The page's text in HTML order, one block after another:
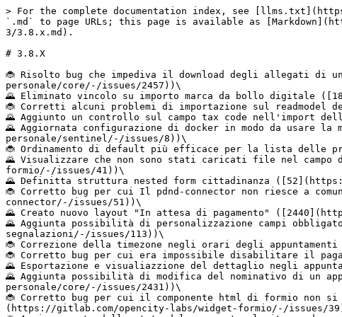
> For the complete documentation index, see [llms.txt](https://docs.opencityitalia.it/llms.txt). Markdown versions of documentation pages are available by appending `.md` to page URLs; this page is available as [Markdown](https://docs.opencityitalia.it/stanza-del-cittadino/installazione-e-manutenzione/release/versione-3/3.8.x.md).

# 3.8.X

🐞 Risolto bug che impediva il download degli allegati di una pratica assegnata senza abilitazione al servizio ([2457](https://gitlab.com/opencity-labs/area-personale/core/-/issues/2457))\
🌄 Eliminato vincolo su importo marca da bollo digitale ([18](https://gitlab.com/opencity-labs/area-personale/silfi-payment-proxy/-/issues/18))\
🐞 Corretti alcuni problemi di importazione sul readmodel delle pratiche ([214](https://gitlab.com/opencity-labs/product/-/issues/214))\
🌄 Aggiunto un controllo sul campo tax code nell'import delle pratiche lite ([2450](https://gitlab.com/opencity-labs/area-personale/core/-/issues/2450))\
🌄 Aggiornata configurazione di docker in modo da usare la macchina arm per il micro servizio Sentinel ([8](https://gitlab.com/opencity-labs/area-personale/sentinel/-/issues/8))\
🐞 Ordinamento di default più efficace per la lista delle pratiche lato operatori ([2448](https://gitlab.com/opencity-labs/area-personale/core/-/issues/2448))\
🌄 Visualizzare che non sono stati caricati file nel campo di caricamento file in fase di riepilogo ([41](https://gitlab.com/opencity-labs/widget-formio/-/issues/41))\
🌄 Definitta struttura nested form cittadinanza ([52](https://gitlab.com/opencity-labs/area-personale/pdnd-connector/-/issues/52))\
🐞 Corretto bug per cui Il pdnd-connector non riesce a comunicare con la pdnd se passa attraverso un proxy ([51](https://gitlab.com/opencity-labs/area-personale/pdnd-connector/-/issues/51))\
🌄 Creato nuovo layout "In attesa di pagamento" ([2440](https://gitlab.com/opencity-labs/area-personale/core/-/issues/2440))\
🌄 Aggiunta possibilità di personalizzazione campi obbligatori nelle segnalazioni ([113](https://gitlab.com/opencity-labs/area-personale/widget-segnalazioni/-/issues/113))\
🐞 Correzione della timezone negli orari degli appuntamenti esportati in formato ICS ([2438](https://gitlab.com/opencity-labs/area-personale/core/-/issues/2438))\
🐞 Corretto bug per cui era impossibile disabilitare il pagamento su servizi importati ([2434](https://gitlab.com/opencity-labs/area-personale/core/-/issues/2434))\
🌄 Esportazione e visualiazzione del dettaglio negli appuntamenti ([2432](https://gitlab.com/opencity-labs/area-personale/core/-/issues/2432))\
🌄 Aggiunta possibilità di modifica del nominativo di un appuntamento nel backoffice calendari ([2431](https://gitlab.com/opencity-labs/area-personale/core/-/issues/2431))\
🐞 Corretto bug per cui il componente html di formio non si visualizza correttamente nel caso di errori html nella definizione del servizio ([39](https://gitlab.com/opencity-labs/widget-formio/-/issues/39))\
🌄 Aggiornamento dello stato del pagamento al ritorno da pagoPA all'area personale ([2](https://gitlab.com/opencity-labs/area-personale/checkout-pagopa-api/-/issues/2))\
🌄 Implementata gestione delle actions (link) nelle pratiche lite ([2425](https://gitlab.com/opencity-labs/area-personale/core/-/issues/2425))\
🌄 Documentazione abilitazione Mappa pubblica segnalazioni ([197](https://gitlab.com/opencity-labs/product/-/issues/197))\
🌄 Integrazione con autenticazione AAC di Trentino Digitale mediante protocollo OpenIDConnect ([2420](https://gitlab.com/opencity-labs/area-personale/